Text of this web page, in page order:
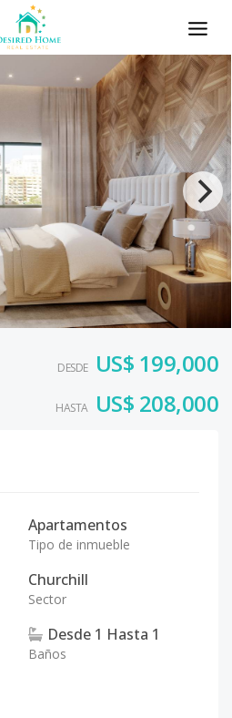
DESDE US$ 199,000
HASTA US$ 208,000
Apartamentos
Tipo de inmueble
Churchill
Sector
Desde 1 Hasta 1
Baños